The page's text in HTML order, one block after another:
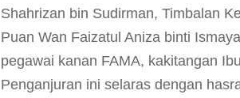
Shahrizan bin Sudirman, Timbalan
Puan Wan Faizatul Aniza binti
pegawai kanan FAMA, kakitangan
Penganjuran ini selaras dengan